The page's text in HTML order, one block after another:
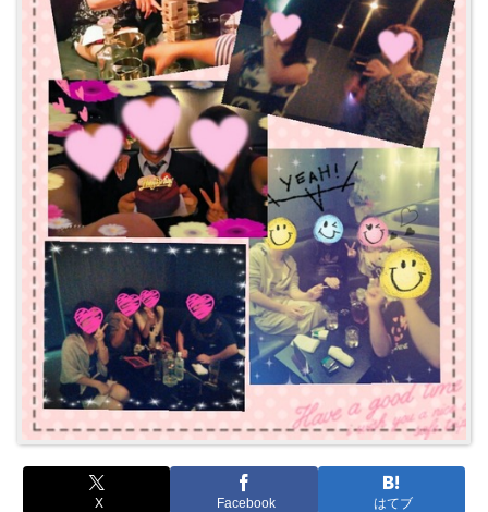
X Facebook はてブ